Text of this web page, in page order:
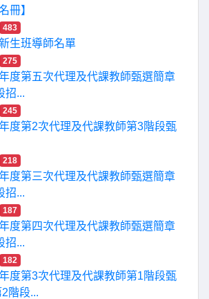
冊】
483
生班導師名單
275
度第五次代理及代課教師甄選簡章
招...
245
度第2次代理及代課教師第3階段甄
218
度第三次代理及代課教師甄選簡章
招...
187
度第四次代理及代課教師甄選簡章
招...
182
度第3次代理及代課教師第1階段甄
階段...